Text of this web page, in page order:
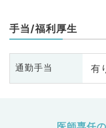
手当/福利厚生
通勤手当 有